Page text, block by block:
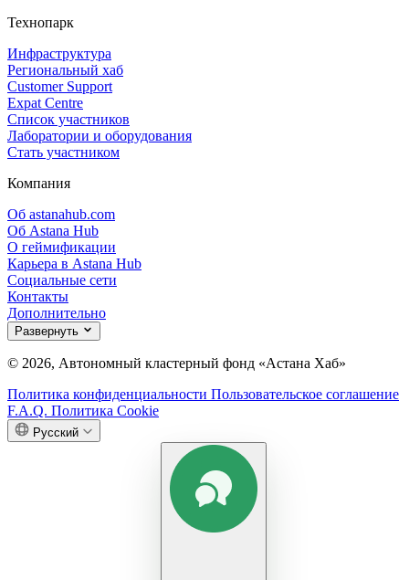
Технопарк
Инфраструктура
Региональный хаб
Customer Support
Expat Centre
Список участников
Лаборатории и оборудования
Стать участником
Компания
Об astanahub.com
Об Astana Hub
О геймификации
Карьера в Astana Hub
Социальные сети
Контакты
Дополнительно
Развернуть
© 2026, Автономный кластерный фонд «Астана Хаб»
Политика конфиденциальности Пользовательское соглашение
F.A.Q. Политика Cookie
Русский